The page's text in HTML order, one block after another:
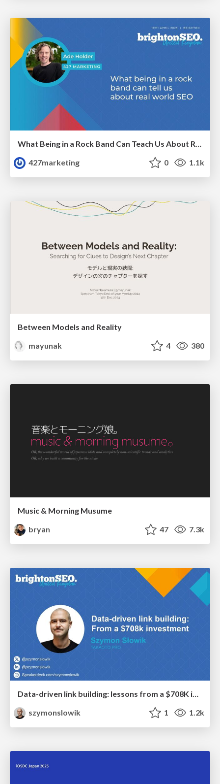
What Being in a Rock Band Can Teach Us About Real World SEO
427marketing
0 1.1k
Between Models and Reality
mayunak
4 380
Music & Morning Musume
bryan
47 7.3k
Data-driven link building: lessons from a $708K investment (BrightonSEO talk)
szymonslowik
1 1.2k